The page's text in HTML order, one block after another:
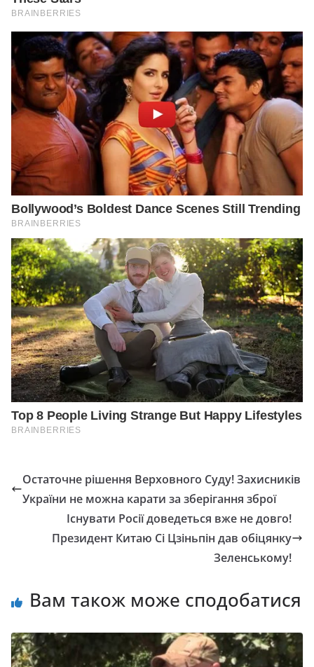
Остаточне рішення Верховного Суду! Захисників
України не можна карати за зберігання зброї
Існувати Росії доведеться вже не довго!
Президент Китаю Сі Цзіньпін дав обіцянку
Зеленському!
Вам також може сподобатися